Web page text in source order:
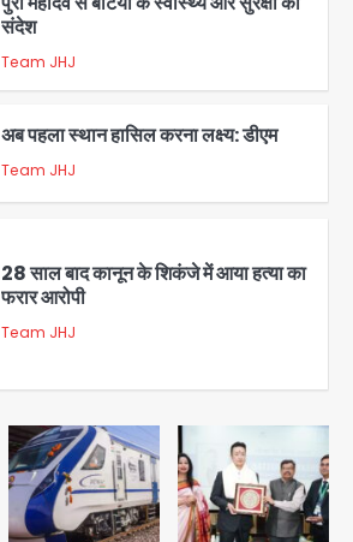
संदेश
Team JHJ
अब पहला स्थान हासिल करना लक्ष्य: डीएम
Team JHJ
28 साल बाद कानून के शिकंजे में आया हत्या का
फरार आरोपी
Team JHJ
डबल मर्डर का मुख्य साजिशकर्ता क्राइम ब्रांच
के हत्थे
Team JHJ